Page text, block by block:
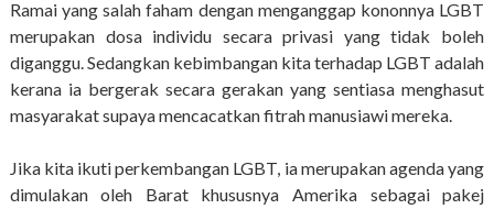
Ramai yang salah faham dengan menganggap kononnya LGBT
merupakan dosa individu secara privasi yang tidak boleh
diganggu. Sedangkan kebimbangan kita terhadap LGBT adalah
kerana ia bergerak secara gerakan yang sentiasa menghasut
masyarakat supaya mencacatkan fitrah manusiawi mereka.
Jika kita ikuti perkembangan LGBT, ia merupakan agenda yang
dimulakan oleh Barat khususnya Amerika sebagai pakej